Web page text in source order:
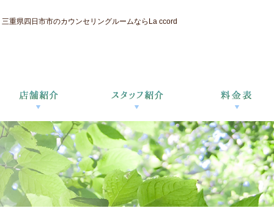
重県四日市市のカウンセリングルームならLa ccord